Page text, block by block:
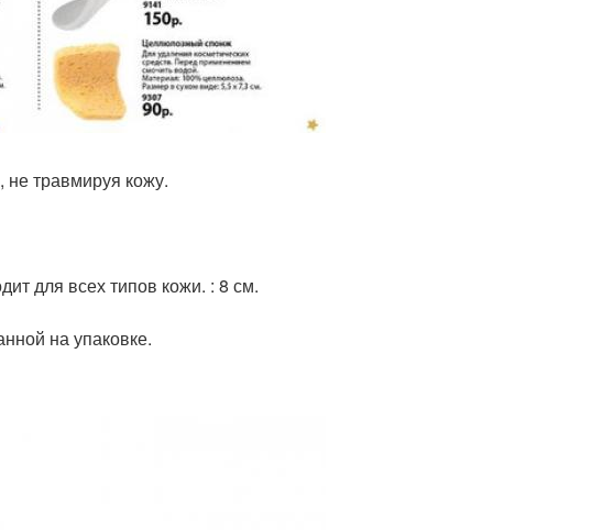
не травмируя кожу.
для всех типов кожи. : 8 см.
на упаковке.